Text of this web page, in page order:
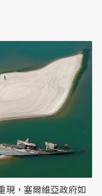
現，塞爾維亞政府如